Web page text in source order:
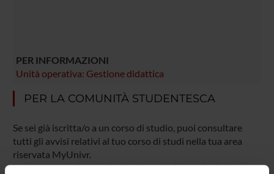
PER INFORMAZIONI
Unità operativa: Gestione didattica
PER LA COMUNITÀ STUDENTESCA
Se sei già iscritta/o a un corso di studio, puoi consultare
tutti gli avvisi relativi al tuo corso di studi nella tua area
riservata MyUnivr.
In questo portale potrai visualizzare informazioni, risorse e